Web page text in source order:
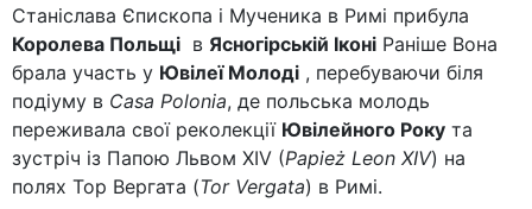
Станіслава Єпископа і Мученика в Римі прибула
Королева Польщі в Ясногірській Іконі Раніше Вона
брала участь у Ювілеї Молоді , перебуваючи біля
подіуму в Casa Polonia, де польська молодь
переживала свої реколекції Ювілейного Року та
зустріч із Папою Львом XIV (Papież Leon XIV) на
полях Тор Вергата (Tor Vergata) в Римі.